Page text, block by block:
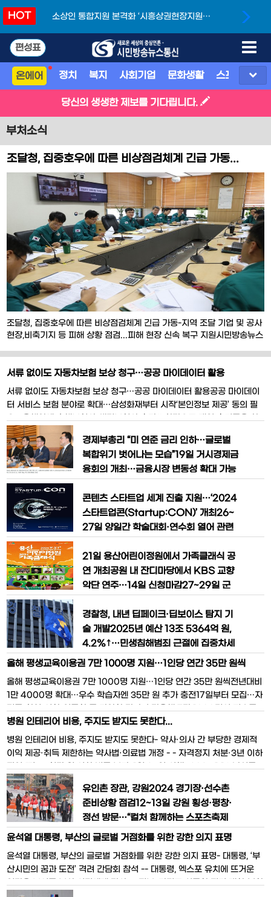
HOT
소상인 통합지원 본격화 ‘시흥상권현장지원단’
편성표
온에어 정치 복지 사회기업 문화생활 스포츠 지
당신의 생생한 제보를 기다립니다.
부처소식
조달청, 집중호우에 따른 비상점검체계 긴급 가동...
조달청, 집중호우에 따른 비상점검체계 긴급 가동-지역 조달 기업 및 공사
현장,비축기지 등 피해 상황 점검...피해 현장 신속 복구 지원시민방송뉴스
여비상점검체계를가동하고,23일‘집중호우 피해상황 긴급점검회의’를 개
최했다.조달청은21일부터 주말동안 즉시 비상연락체계를 가동하여지방청
서류 없이도 자동차보험 보상 청구…공공 마이데이터 활용
서류 없이도 자동차보험 보상 청구…공공 마이데이터 활용공공 마이데이
터 서비스 보험 분야로 확대…삼성화재부터 시작‘본인정보 제공’ 동의 필
요…올해안에 손해보험사·생명보험사 추가# 차량으로 매일 출퇴근을 하
던 ㄱ씨는 며칠 전 발생한 접촉사고로 일이 손에 잡히지 않았다. 보험사에
연락해 보험을 접수했지만 이후 여러 서류를 준비해야 한다는 이야기를
들었기 때문이다.9월부터 자동차 사고 보상 청구 과정에서
경제부총리 “미 연준 금리 인하…글로벌
복합위기 벗어나는 모습”19일 거시경제금
융회의 개최…금융시장 변동성 확대 가능
동…변동성 클 경우 시장안정 조치 신속
시행리스크 요인도 철저 관리…가계부채
급증 시 추가적 관리수단 적기에 시행미국
간) 정책금리 인하를 결정한 것과 관련, 최
상목 경제부총리 겸 기획재정부 장관은
“미
콘텐츠 스타트업 세계 진출 지원…‘2024
스타트업콘(Startup:CON)’ 개최26~
27일 양일간 학술대회·연수회 열어 관련
일대일 상담…오디션 배틀필드도문화체
육관광부는 한국콘텐츠진흥원과 함께 국
내 우수 콘텐츠 창업 초기기업의 세계 진
공간와디즈(서울 성동구)에서 ‘2024 스
타트업콘(Startup:CON)’을 개최한
21일 용산어린이정원에서 가족클래식 공
연 개최공원 내 잔디마당에서 KBS 교향
악단 연주…14일 신청마감27~29일 군
려국토교통부는 오는 21일 저녁 용산 주
한미군기지 반환부지를 활용해 개방한 용
산어린이정원 잔디마당에서 ‘용산어린이
정원 가족클래식’을 개최한다고 20일 밝
클래식을 접하기 어려운 어린이들도 쉽게
즐기면서 온
경찰청, 내년 딥페이크·딥보이스 탐지 기
술 개발2025년 예산 13조 5364억 원,
4.2%↑…민생침해범죄 근절에 집중차세
대 외근조끼 도입 등 장비 고품질화…조직
에 딥페이크·딥보이스 등 허위조작 콘텐
츠를 탐지할 수 있는 딥러닝 기술을 개발
한다. 현재 활용하는 허위영상물 탐지 기
충족한 경찰착용기록장치를 도입하고 실
감형 가상
올해 평생교육이용권 7만 1000명 지원…1인당 연간 35만 원씩
올해 평생교육이용권 7만 1000명 지원…1인당 연간 35만 원씩전년대비
1만 4000명 확대…우수 학습자엔 35만 원 추가 충전17일부터 모집…자
격증·창업·어학·인문학 등 다양한 강좌 수강올해 7만 1000명의 저소득
층 성인을 대상으로 1명당 연간 35만 원(우수이용자 35만 원 추가)씩 모
두 240억 원의 평생교육이용권을 지원한다.교육부와 국가평생교육진흥
원은 오는 17일부터 다음 달 5일까지 올
병원 인테리어 비용, 주지도 받지도 못한다...
병원 인테리어 비용, 주지도 받지도 못한다- 약사·의사 간 부당한 경제적
이익 제공·취득 제한하는 약사법·의료법 개정 - - 자격정지 처분·3년 이하
징역 또는 3천만 원 이하 벌금 부과, 1월 23일 시행 -2023.1.16 남성준
기자병원지원금 등 부당한 경제적 이익을 제공·수수하거나 알선·중개하는
행위에 대해 자격정지 처분과 3년 이하의 징역 또는 3천만 원 이하의 벌
금을 부과할 수 있도록
유인촌 장관, 강원2024 경기장·선수촌
준비상황 점검12~13일 강원 횡성·평창·
정선 방문…“컬처 함께하는 스포츠축제
만들겠다”-2023.1.16 남성준 기자유인
24 강원동계청소년올림픽(강원202
4)’을 개최하는 횡성과 평창, 정선의 경기
윤석열 대통령, 부산의 글로벌 거점화를 위한 강한 의지 표명
윤석열 대통령, 부산의 글로벌 거점화를 위한 강한 의지 표명- 대통령, ‘부
산시민의 꿈과 도전’ 격려 간담회 참석 -- 대통령, 엑스포 유치에 뜨거운
열망을 보여준 부산 시민에게 감사 -- 정부, 가덕도 신공항 적기 개항·북항